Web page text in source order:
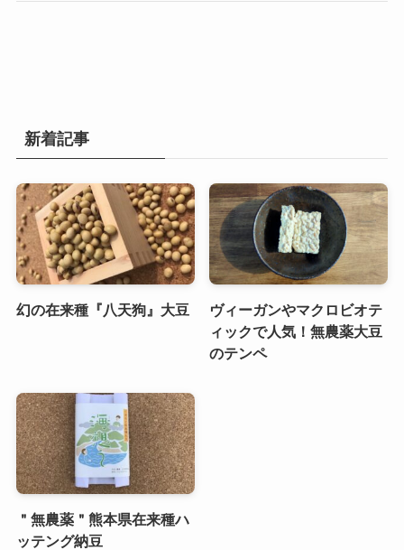
新着記事
幻の在来種『八天狗』大豆
ヴィーガンやマクロビオテ
ィックで人気！無農薬大豆
のテンペ
＂無農薬＂熊本県在来種ハ
ッテング納豆